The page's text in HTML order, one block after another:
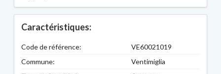
Caractéristiques:
Code de référence:
VE60021019
Commune:
Ventimiglia